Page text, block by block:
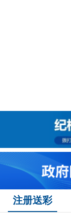
注册送彩